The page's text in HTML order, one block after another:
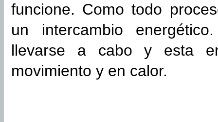
funcione. Como todo
un intercambio
llevarse a cabo y esta
movimiento y en calor.